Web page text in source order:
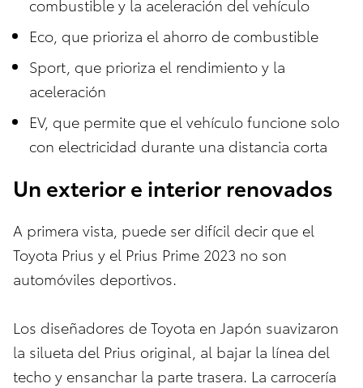
combustible y la aceleración del vehículo
Eco, que prioriza el ahorro de combustible
Sport, que prioriza el rendimiento y la
aceleración
EV, que permite que el vehículo funcione solo
con electricidad durante una distancia corta
Un exterior e interior renovados
A primera vista, puede ser difícil decir que el
Toyota Prius y el Prius Prime 2023 no son
automóviles deportivos.
Los diseñadores de Toyota en Japón suavizaron
la silueta del Prius original, al bajar la línea del
techo y ensanchar la parte trasera. La carrocería